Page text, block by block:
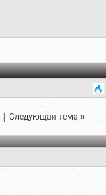
| Следующая тема »